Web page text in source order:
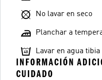
No lavar en seco
Planchar a
Lavar en agua tibia
INFORMACIÓN
CUIDADO